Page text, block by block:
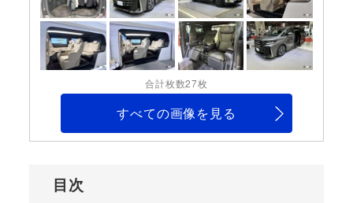
合計枚数27枚
すべての画像を見る
目次